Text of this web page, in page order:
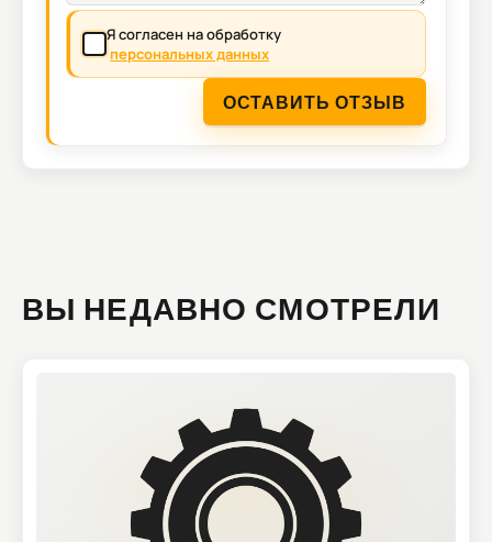
Я согласен на обработку
персональных данных
ОСТАВИТЬ ОТЗЫВ
ВЫ НЕДАВНО СМОТРЕЛИ